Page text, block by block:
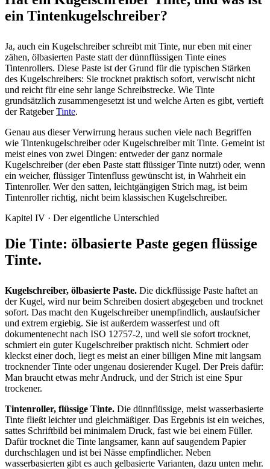
ein Tintenkugelschreiber?
Ja, auch ein Kugelschreiber schreibt mit Tinte, nur eben mit einer
zähen, ölbasierten Paste statt der dünnflüssigen Tinte eines
Tintenrollers. Diese Paste ist der Grund für die typischen Stärken
des Kugelschreibers: Sie trocknet praktisch sofort, verwischt nicht
und reicht für eine sehr lange Schreibstrecke. Wie Tinte
grundsätzlich zusammengesetzt ist und welche Arten es gibt, vertieft
der RatgeberTinte.
Genau aus dieser Verwirrung heraus suchen viele nach Begriffen
wie Tintenkugelschreiber oder Kugelschreiber mit Tinte. Gemeint ist
meist eines von zwei Dingen: entweder der ganz normale
Kugelschreiber (der eben Paste statt flüssiger Tinte nutzt) oder, wenn
ein weicher, flüssiger Tintenfluss gewünscht ist, in Wahrheit ein
Tintenroller. Wer den satten, leichtgängigen Strich mag, ist beim
Tintenroller richtig, nicht beim klassischen Kugelschreiber.
Kapitel IV · Der eigentliche Unterschied
Die Tinte: ölbasierte Paste gegen flüssige
Tinte.
Kugelschreiber, ölbasierte Paste. Die dickflüssige Paste haftet an
der Kugel, wird nur beim Schreiben dosiert abgegeben und trocknet
sofort. Das macht den Kugelschreiber unempfindlich, auslaufsicher
und extrem ergiebig. Sie ist außerdem wasserfest und oft
dokumentenecht nach ISO 12757-2, und weil sie sofort trocknet,
schmiert ein guter Kugelschreiber praktisch nicht. Schmiert oder
kleckst einer doch, liegt es meist an einer billigen Mine mit langsam
trocknender Tinte oder ungenau dosierender Kugel. Der Preis dafür:
Man braucht etwas mehr Andruck, und der Strich ist eine Spur
trockener.
Tintenroller, flüssige Tinte. Die dünnflüssige, meist wasserbasierte
Tinte fließt leichter und gleichmäßiger. Das Ergebnis ist ein weiches,
sattes Schriftbild bei minimalem Druck, fast wie bei einem Füller.
Dafür trocknet die Tinte langsamer, kann auf saugendem Papier
durchschlagen und ist bei Nässe empfindlicher. Neben
wasserbasierten gibt es auch gelbasierte Varianten, dazu unten mehr.